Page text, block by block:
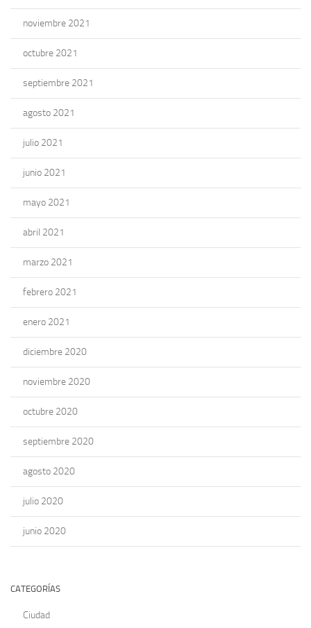
noviembre 2021
octubre 2021
septiembre 2021
agosto 2021
julio 2021
junio 2021
mayo 2021
abril 2021
marzo 2021
febrero 2021
enero 2021
diciembre 2020
noviembre 2020
octubre 2020
septiembre 2020
agosto 2020
julio 2020
junio 2020
CATEGORÍAS
Ciudad